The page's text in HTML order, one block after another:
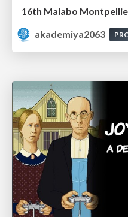
16th Malabo
akademiya2063